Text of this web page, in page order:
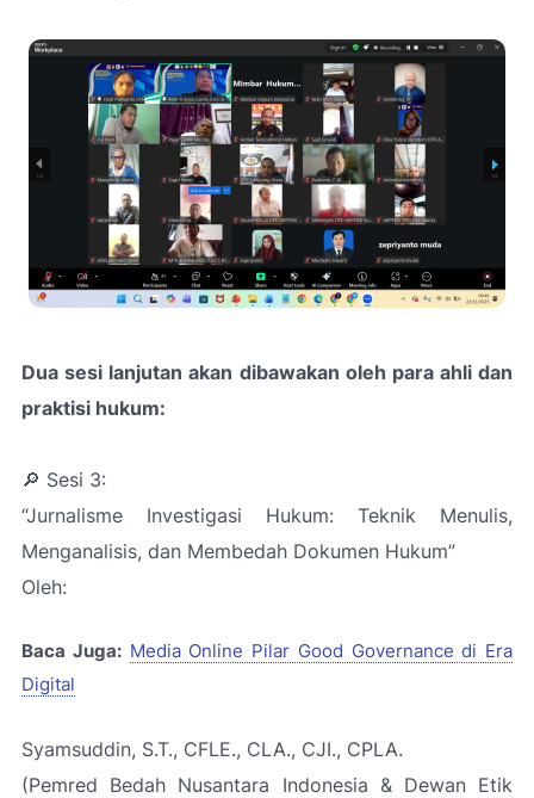
Dua sesi lanjutan akan dibawakan oleh para ahli dan
praktisi hukum:
🔎 Sesi 3:
“Jurnalisme Investigasi Hukum: Teknik Menulis,
Menganalisis, dan Membedah Dokumen Hukum”
Oleh:
Baca Juga: Media Online Pilar Good Governance di Era
Digital
Syamsuddin, S.T., CFLE., CLA., CJI., CPLA.
(Pemred Bedah Nusantara Indonesia & Dewan Etik